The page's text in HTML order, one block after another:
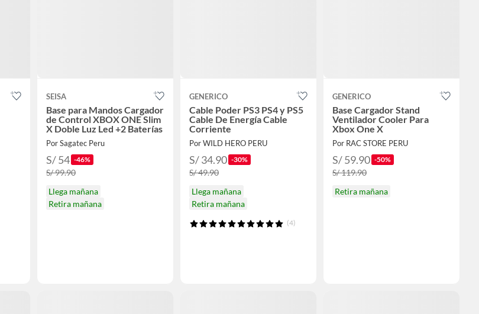
SEISA
Base para Mandos Cargador
de Control XBOX ONE Slim
X Doble Luz Led +2 Baterías
Por Sagatec Peru
S/ 54 -46%
S/ 99.90
Llega mañana
Retira mañana
GENERICO
Cable Poder PS3 PS4 y PS5
Cable De Energía Cable
Corriente
Por WILD HERO PERU
S/ 34.90 -30%
S/ 49.90
Llega mañana
Retira mañana
(4)
GENERICO
Base Cargador Stand
Ventilador Cooler Para
Xbox One X
Por RAC STORE PERU
S/ 59.90 -50%
S/ 119.90
Retira mañana